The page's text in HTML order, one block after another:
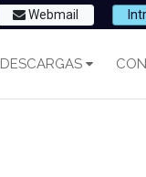
Webmail
DESCARGAS